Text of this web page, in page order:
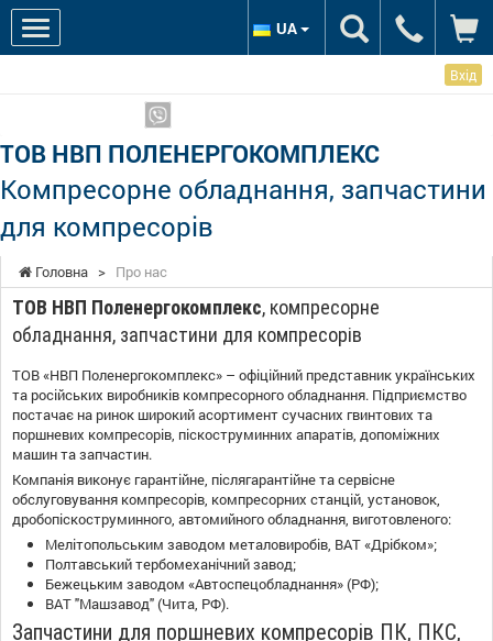
Вхід
ТОВ НВП ПОЛЕНЕРГОКОМПЛЕКС
Компресорне обладнання, запчастини
для компресорів
UA
Головна > Про нас
ТОВ НВП Поленергокомплекс, компресорне
обладнання, запчастини для компресорів
ТОВ «НВП Поленергокомплекс» – офіційний представник українських
та російських виробників компресорного обладнання. Підприємство
постачає на ринок широкий асортимент сучасних гвинтових та
поршневих компресорів, піскоструминних апаратів, допоміжних
машин та запчастин.
Компанія виконує гарантійне, післягарантійне та сервісне
обслуговування компресорів, компресорних станцій, установок,
дробопіскоструминного, автомийного обладнання, виготовленого:
Мелітопольським заводом металовиробів, ВАТ «Дрібком»;
Полтавський тербомеханічний завод;
Бежецьким заводом «Автоспецобладнання» (РФ);
ВАТ "Машзавод" (Чита, РФ).
Запчастини для поршневих компресорів ПК, ПКС,